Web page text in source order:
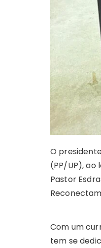
O
(PP/UP), ao
Pastor
Com um
tem se